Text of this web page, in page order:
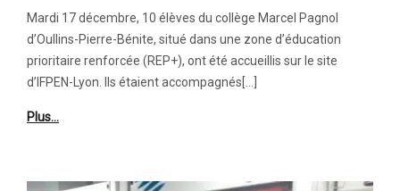
Mardi 17 décembre, 10 élèves du collège Marcel Pagnol
d’Oullins-Pierre-Bénite, situé dans une zone d’éducation
prioritaire renforcée (REP+), ont été accueillis sur le site
d’IFPEN-Lyon. Ils étaient accompagnés[…]
Plus…